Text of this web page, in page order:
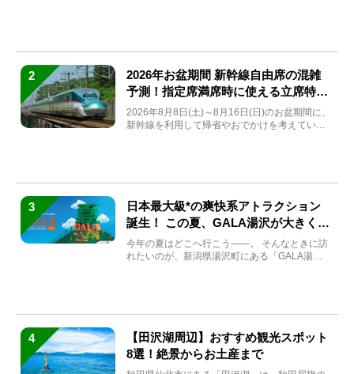
2
2026年お盆期間 新幹線自由席の混雑
予測！指定席満席時に使える立席特急
券も解説
2026年8月8日(土)～8月16日(日)のお盆期間に、
新幹線を利用して帰省やおでかけを考えている
3
日本最大級*の爽快系アトラクション
誕生！ この夏、GALA湯沢が大きく生
まれ変わる
今年の夏はどこへ行こう――。 そんなときに訪
れたいのが、新潟県湯沢町にある「GALA湯
4
【田沢湖周辺】おすすめ観光スポット
8選！絶景からお土産まで